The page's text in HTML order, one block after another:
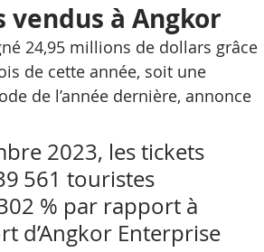
à Angkor
24,95 millions de dollars grâce
de cette année, soit une
de l’année dernière, annonce
2023, les tickets
561 touristes
% par rapport à
d’Angkor Enterprise